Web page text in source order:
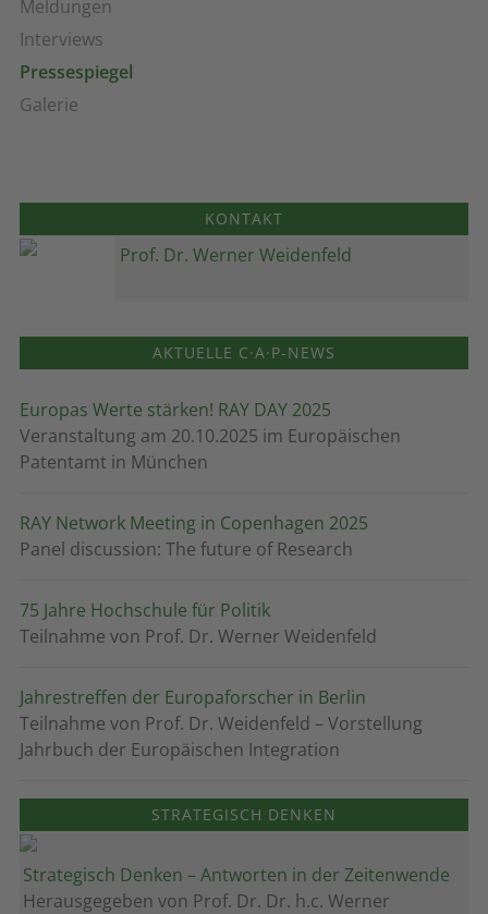
Meldungen
Interviews
Pressespiegel
Galerie
KONTAKT
Prof. Dr. Werner Weidenfeld
AKTUELLE C·A·P-NEWS
Europas Werte stärken! RAY DAY 2025
Veranstaltung am 20.10.2025 im Europäischen
Patentamt in München
RAY Network Meeting in Copenhagen 2025
Panel discussion: The future of Research
75 Jahre Hochschule für Politik
Teilnahme von Prof. Dr. Werner Weidenfeld
Jahrestreffen der Europaforscher in Berlin
Teilnahme von Prof. Dr. Weidenfeld – Vorstellung
Jahrbuch der Europäischen Integration
STRATEGISCH DENKEN
Strategisch Denken – Antworten in der Zeitenwende
Herausgegeben von Prof. Dr. Dr. h.c. Werner